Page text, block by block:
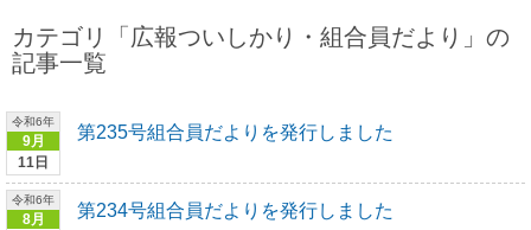
カテゴリ「 広報ついしかり・組合員だより 」の
記事一覧
令和6年
9月
11日
第235号組合員だよりを発行しました
令和6年
8月
第234号組合員だよりを発行しました